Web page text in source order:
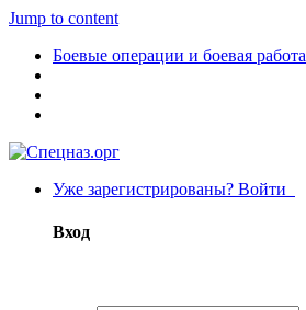
Jump to content
Боевые операции и боевая работа
Уже зарегистрированы? Войти
Вход